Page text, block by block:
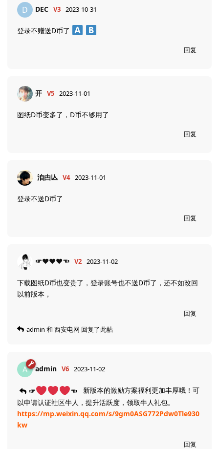
D DEC V3 2023-10-31
登录不赠送D币了
回复
开 V5 2023-11-01
图纸D币变多了，D币不够用了
回复
洎甴亾 V4 2023-11-01
登录不送D币了
回复
☞❤❤❤☜ V2 2023-11-02
下载图纸D币也变贵了，登录账号也不送D币了，还不如改回
以前版本，
回复
admin 和 西安电网 回复了此帖
A admin V6 2023-11-02
☞ ☜
新版本的激励方案福利更加丰厚哦！可
以申请认证社区牛人，提升活跃度，领取牛人礼包。
https://mp.weixin.qq.com/s/9gm0ASG772Pdw0Tle930
kw
回复